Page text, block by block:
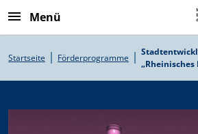
Menü
Pfadnavigation
Startseite Förderprogramme